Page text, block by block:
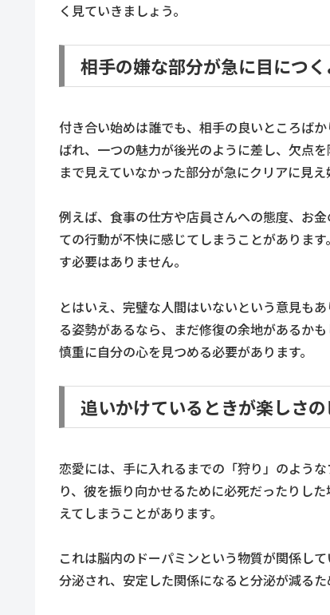
く見ていきましょう。
相手の嫌な部分が急に目につ
付き合い始めは誰でも、相手の良いところば
ばれ、一つの魅力が後光のように差し、欠点
まで見えていなかった部分が急にクリアに見え
例えば、食事の仕方や店員さんへの態度、お
ての行動が不快に感じてしまうことがありま
す必要はありません。
とはいえ、完璧な人間はいないという意見も
る姿勢があるなら、まだ修復の余地があるか
慎重に自分の心を見つめる必要があります。
追いかけているときが楽しさ
恋愛には、手に入れるまでの「狩り」のよう
り、彼を振り向かせるために必死だったりし
えてしまうことがあります。
これは脳内のドーパミンという物質が関係し
分泌され、安定した関係になると分泌が減る